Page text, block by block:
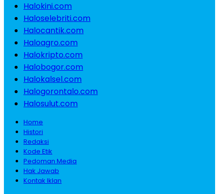
Halokini.com
Haloselebriti.com
Halocantik.com
Haloagro.com
Halokripto.com
Halobogor.com
Halokalsel.com
Halogorontalo.com
Halosulut.com
Home
Histori
Redaksi
Kode Etik
Pedoman Media
Hak Jawab
Kontak Iklan